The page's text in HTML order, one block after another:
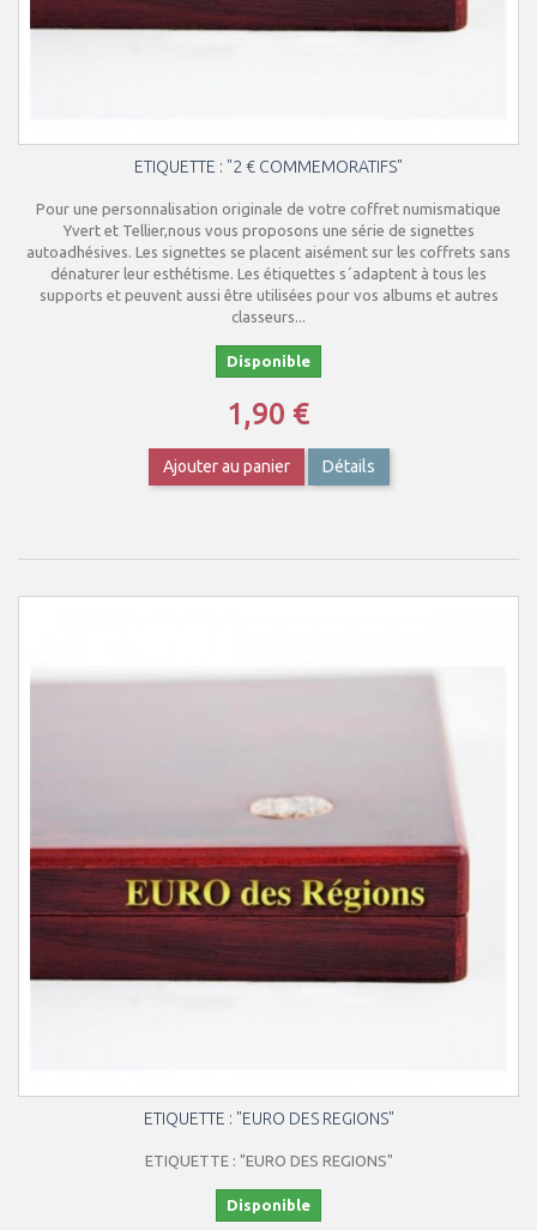
ETIQUETTE : "2 € COMMEMORATIFS"
Pour une personnalisation originale de votre coffret numismatique
Yvert et Tellier,nous vous proposons une série de signettes
autoadhésives. Les signettes se placent aisément sur les coffrets sans
dénaturer leur esthétisme. Les étiquettes s´adaptent à tous les
supports et peuvent aussi être utilisées pour vos albums et autres
classeurs...
Disponible
1,90 €
Ajouter au panier Détails
ETIQUETTE : "EURO DES REGIONS"
ETIQUETTE : "EURO DES REGIONS"
Disponible